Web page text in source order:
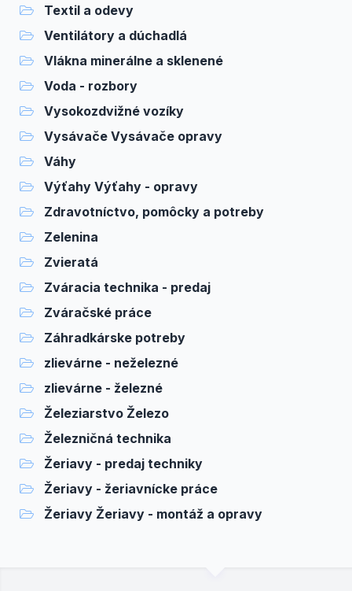
Textil a odevy
Ventilátory a dúchadlá
Vlákna minerálne a sklenené
Voda - rozbory
Vysokozdvižné vozíky
Vysávače Vysávače opravy
Váhy
Výťahy Výťahy - opravy
Zdravotníctvo, pomôcky a potreby
Zelenina
Zvieratá
Zváracia technika - predaj
Zváračské práce
Záhradkárske potreby
zlievárne - neželezné
zlievárne - železné
Železiarstvo Železo
Železničná technika
Žeriavy - predaj techniky
Žeriavy - žeriavnícke práce
Žeriavy Žeriavy - montáž a opravy